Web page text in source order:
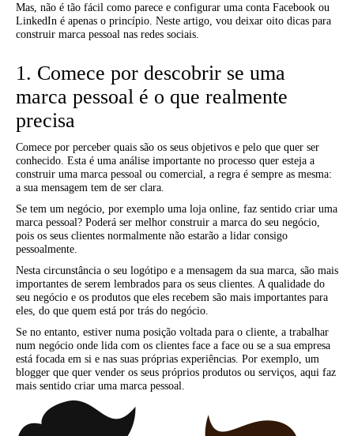
Mas, não é tão fácil como parece e configurar uma conta Facebook ou
LinkedIn é apenas o princípio. Neste artigo, vou deixar oito dicas para
construir marca pessoal nas redes sociais.
1. Comece por descobrir se uma
marca pessoal é o que realmente
precisa
Comece por perceber quais são os seus objetivos e pelo que quer ser
conhecido. Esta é uma análise importante no processo quer esteja a
construir uma marca pessoal ou comercial, a regra é sempre as mesma:
a sua mensagem tem de ser clara.
Se tem um negócio, por exemplo uma loja online, faz sentido criar uma
marca pessoal? Poderá ser melhor construir a marca do seu negócio,
pois os seus clientes normalmente não estarão a lidar consigo
pessoalmente.
Nesta circunstância o seu logótipo e a mensagem da sua marca, são mais
importantes de serem lembrados para os seus clientes. A qualidade do
seu negócio e os produtos que eles recebem são mais importantes para
eles, do que quem está por trás do negócio.
Se no entanto, estiver numa posição voltada para o cliente, a trabalhar
num negócio onde lida com os clientes face a face ou se a sua empresa
está focada em si e nas suas próprias experiências. Por exemplo, um
blogger que quer vender os seus próprios produtos ou serviços, aqui faz
mais sentido criar uma marca pessoal.